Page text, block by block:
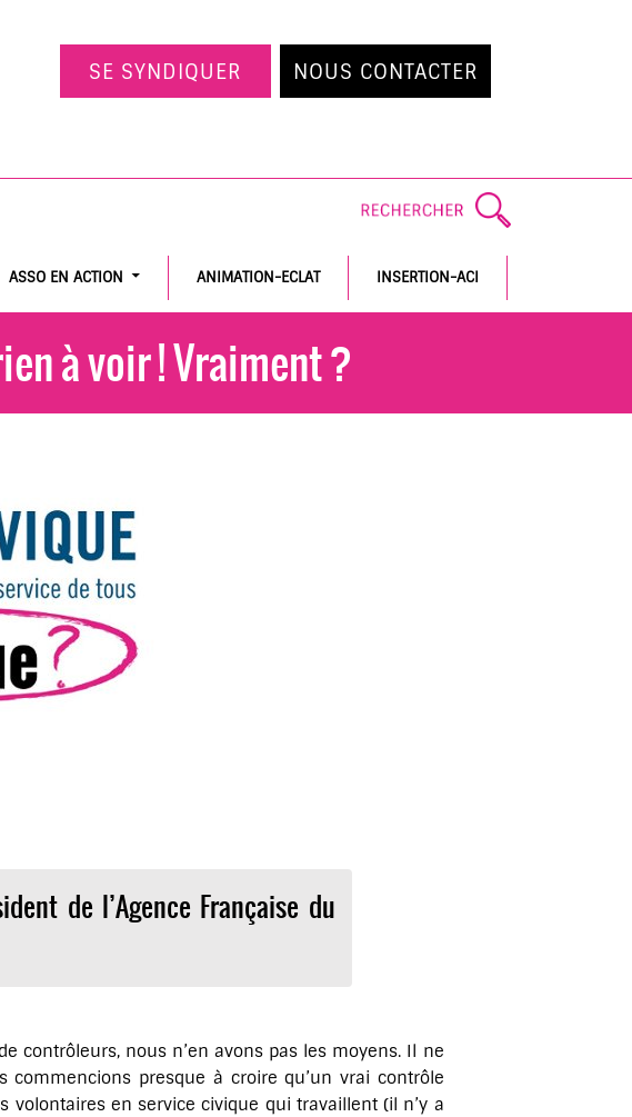
SE SYNDIQUER NOUS CONTACTER
ASSO EN ACTION ANIMATION-ECLAT INSERTION-ACI
à voir ! Vraiment ?
de l’Agence Française du
contrôleurs, nous n’en avons pas les moyens. Il ne
presque à croire qu’un vrai contrôle
en service civique qui travaillent (il n’y a